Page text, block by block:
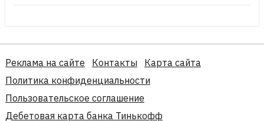
Реклама на сайте Контакты
Карта сайта
Политика конфиденциальности
Пользовательское соглашение
Дебетовая карта банка Тинькофф